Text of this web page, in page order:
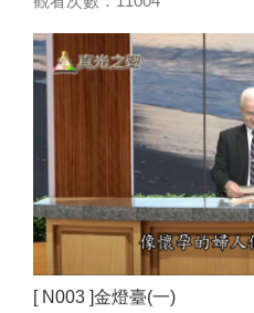
[ N003 ]金燈臺(一)